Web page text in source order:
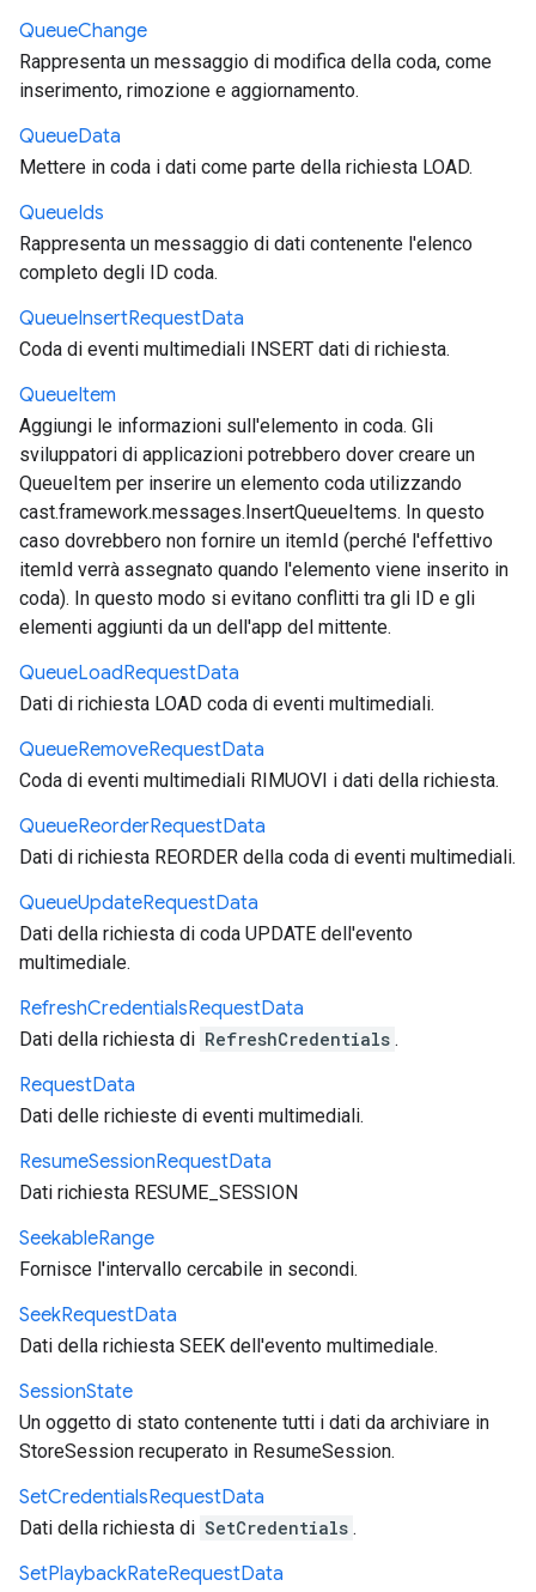
QueueChange
Rappresenta un messaggio di modifica della coda, come
inserimento, rimozione e aggiornamento.
QueueData
Mettere in coda i dati come parte della richiesta LOAD.
QueueIds
Rappresenta un messaggio di dati contenente l'elenco
completo degli ID coda.
QueueInsertRequestData
Coda di eventi multimediali INSERT dati di richiesta.
QueueItem
Aggiungi le informazioni sull'elemento in coda. Gli
sviluppatori di applicazioni potrebbero dover creare un
QueueItem per inserire un elemento coda utilizzando
cast.framework.messages.InsertQueueItems. In questo
caso dovrebbero non fornire un itemId (perché l'effettivo
itemId verrà assegnato quando l'elemento viene inserito in
coda). In questo modo si evitano conflitti tra gli ID e gli
elementi aggiunti da un dell'app del mittente.
QueueLoadRequestData
Dati di richiesta LOAD coda di eventi multimediali.
QueueRemoveRequestData
Coda di eventi multimediali RIMUOVI i dati della richiesta.
QueueReorderRequestData
Dati di richiesta REORDER della coda di eventi multimediali.
QueueUpdateRequestData
Dati della richiesta di coda UPDATE dell'evento
multimediale.
RefreshCredentialsRequestData
Dati della richiesta di RefreshCredentials .
RequestData
Dati delle richieste di eventi multimediali.
ResumeSessionRequestData
Dati richiesta RESUME_SESSION
SeekableRange
Fornisce l'intervallo cercabile in secondi.
SeekRequestData
Dati della richiesta SEEK dell'evento multimediale.
SessionState
Un oggetto di stato contenente tutti i dati da archiviare in
StoreSession recuperato in ResumeSession.
SetCredentialsRequestData
Dati della richiesta di SetCredentials .
SetPlaybackRateRequestData